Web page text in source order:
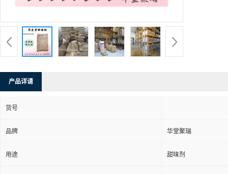
产品详请
货号
品牌 华堂聚瑞
用途 甜味剂